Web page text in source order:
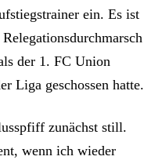
ein. Es ist
der 1. FC Union
Liga geschossen hatte.
zunächst still.
wenn ich wieder